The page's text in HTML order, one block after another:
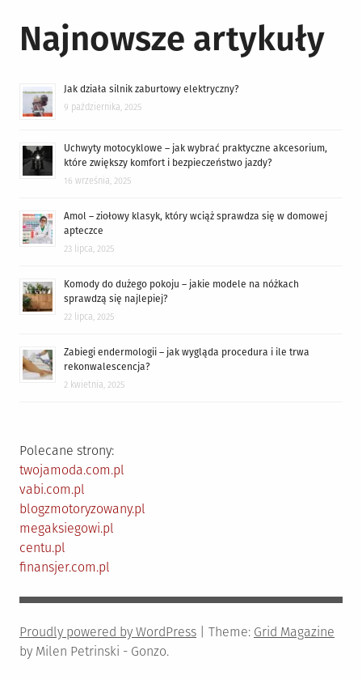
Najnowsze artykuły
Jak działa silnik zaburtowy elektryczny?
9 października, 2025
Uchwyty motocyklowe – jak wybrać praktyczne akcesorium,
które zwiększy komfort i bezpieczeństwo jazdy?
16 września, 2025
Amol – ziołowy klasyk, który wciąż sprawdza się w domowej
apteczce
23 lipca, 2025
Komody do dużego pokoju – jakie modele na nóżkach
sprawdzą się najlepiej?
22 lipca, 2025
Zabiegi endermologii – jak wygląda procedura i ile trwa
rekonwalescencja?
2 kwietnia, 2025
Polecane strony:
twojamoda.com.pl
vabi.com.pl
blogzmotoryzowany.pl
megaksiegowi.pl
centu.pl
finansjer.com.pl
Proudly powered by WordPress Theme: Grid Magazine
by Milen Petrinski - Gonzo.